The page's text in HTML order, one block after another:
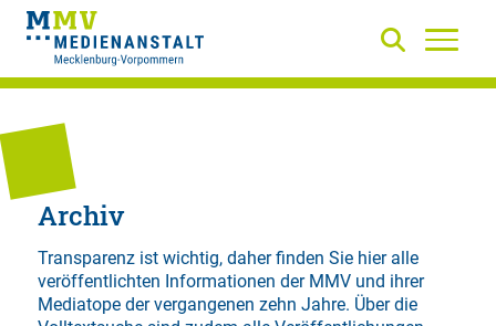
Archiv
Transparenz ist wichtig, daher finden Sie hier alle
veröffentlichten Informationen der MMV und ihrer
Mediatope der vergangenen zehn Jahre. Über die